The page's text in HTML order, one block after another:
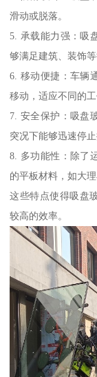
滑动或脱落。
5. 承载能力强：吸
够满足建筑、装饰等
6. 移动便捷：车辆
移动，适应不同的工
7. 安全保护：吸盘
突况下能够迅速停
8. 多功能性：除了
的平板材料，如大理
这些特点使得吸盘
较高的效率。